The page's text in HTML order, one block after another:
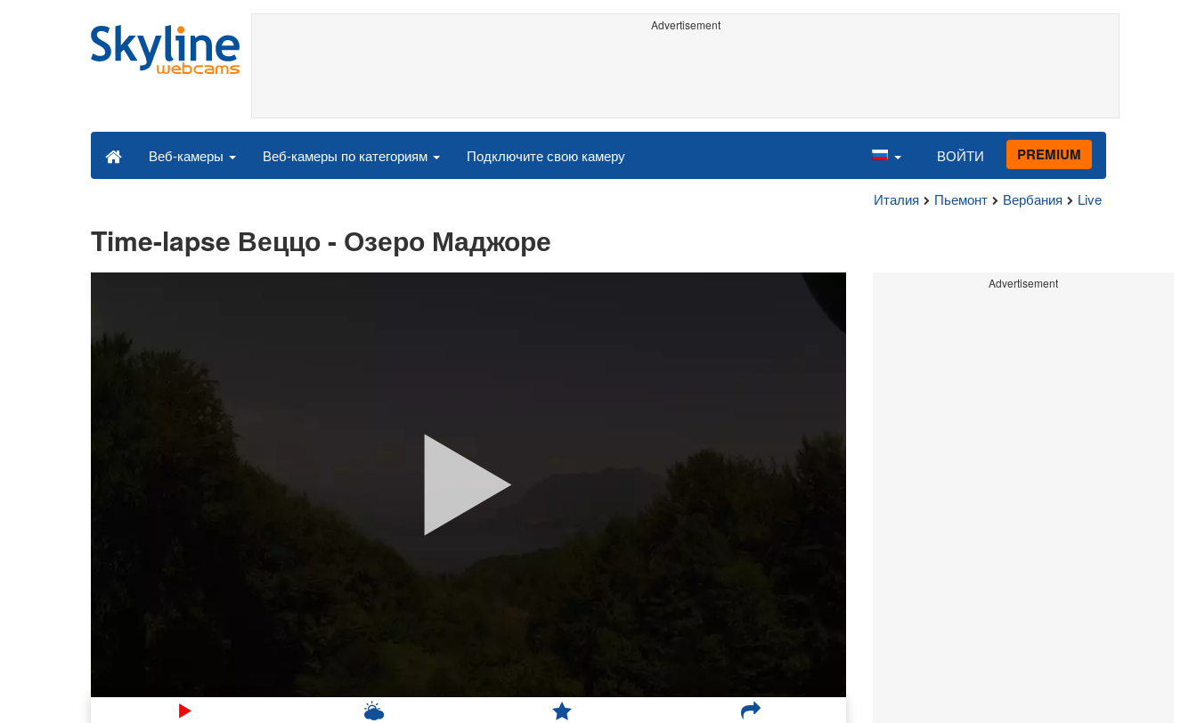
Advertisement
Веб-камеры Веб-камеры по категориям Подключите свою камеру ВОЙТИ PREMIUM
Италия Пьемонт Вербания Live
Time-lapse Веццо - Озеро Маджоре
Advertisement